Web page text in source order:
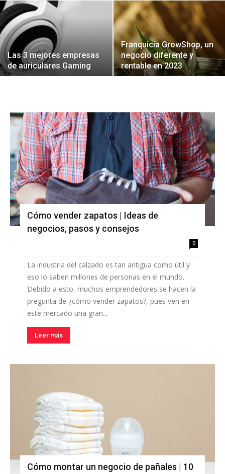
Las 3 mejores empresas
de auriculares Gaming
Franquicia GrowShop, un
negocio diferente y
rentable en 2023
Cómo vender zapatos | Ideas de
negocios, pasos y consejos
0
La industria del calzado es tan antigua como útil y
eso lo saben millones de personas en el mundo.
Debido a esto, muchos emprendedores se hacen la
pregunta de ¿cómo vender zapatos?, pues ven en
este mercado una gran...
Leer más
Cómo montar un negocio de pañales | 10